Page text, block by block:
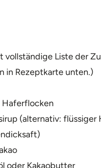
vollständige Liste der
in Rezeptkarte unten.)
Haferflocken
(alternativ: flüssiger
oder Kakaobutter